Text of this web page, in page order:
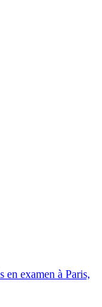
en examen à Paris,